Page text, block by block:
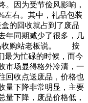
。因为受节俭风影响，
左右。其中，礼品包装
的回收就占到了废品
年同期减少了很多，几
收购站老板说。 按
最为忙碌的时候，而今
市场显得格外冷清，一
回收点送废品，价格也
量下降非常明显，主要
量下降，废品价格低，